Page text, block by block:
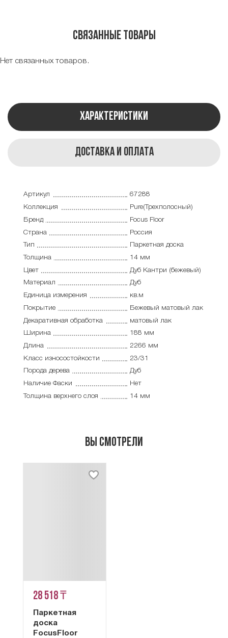
Связанные товары
Нет связанных товаров.
Характеристики
Доставка и оплата
Артикул
67288
Коллекция
Pure(Трехполосный)
Бренд
Focus Floor
Страна
Россия
Тип
Паркетная доска
Толщина
14 мм
Цвет
Дуб Кантри (бежевый)
Материал
Дуб
Единица измерения
кв.м
Покрытие
Бежевый матовый лак
Декаративная обработка
матовый лак
Ширина
188 мм
Длина
2266 мм
Класс износостойкости
23/31
Порода дерева
Дуб
Наличие Фаски
Нет
Толщина верхнего слоя
14 мм
Вы смотрели
28 518 ₸
Паркетная
доска
FocusFloor